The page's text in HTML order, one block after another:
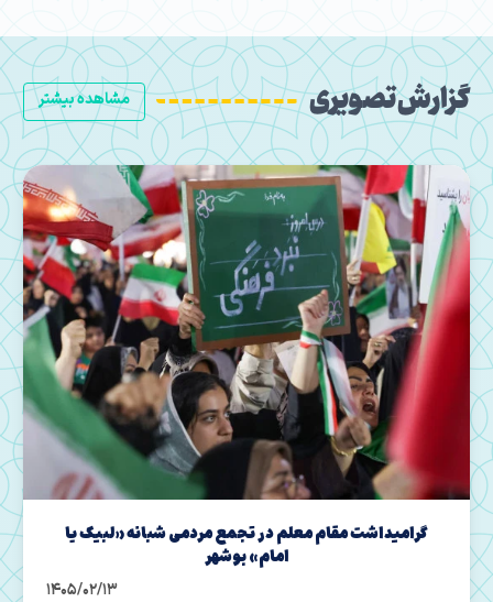
مشاهده بیشتر گزارش تصویری
تجمع شبانه مردمی «لبیک یا امام» بوشهر